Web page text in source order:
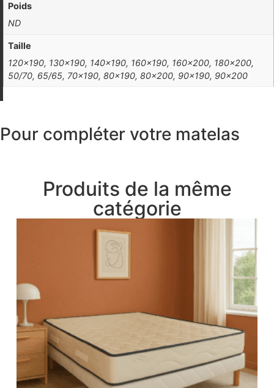
Poids
ND
Taille
120×190, 130×190, 140×190, 160×190, 160×200, 180×200,
50/70, 65/65, 70×190, 80×190, 80×200, 90×190, 90×200
Pour compléter votre matelas
Produits de la même
catégorie